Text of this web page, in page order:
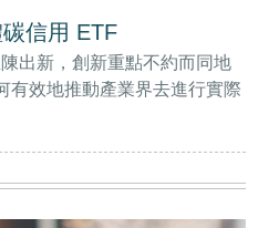
信用 ETF
出新，創新重點不約而同地
有效地推動產業界去進行實際